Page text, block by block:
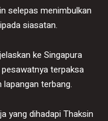
selepas menimbulkan
siasatan.
ke Singapura
terpaksa
terbang.
yang dihadapi Thaksin